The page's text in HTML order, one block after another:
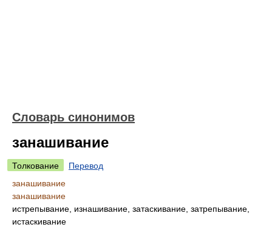
Словарь синонимов
занашивание
Толкование
Перевод
занашивание
занашивание
истрепывание, изнашивание, затаскивание, затрепывание,
истаскивание